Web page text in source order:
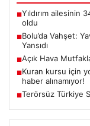
■Yıldırım ailesinin
oldu
■Bolu’da Vahşet:
Yansıdı
■Açık Hava
■Kuran kursu için
haber alınamıyor!
■Terörsüz Türkiye